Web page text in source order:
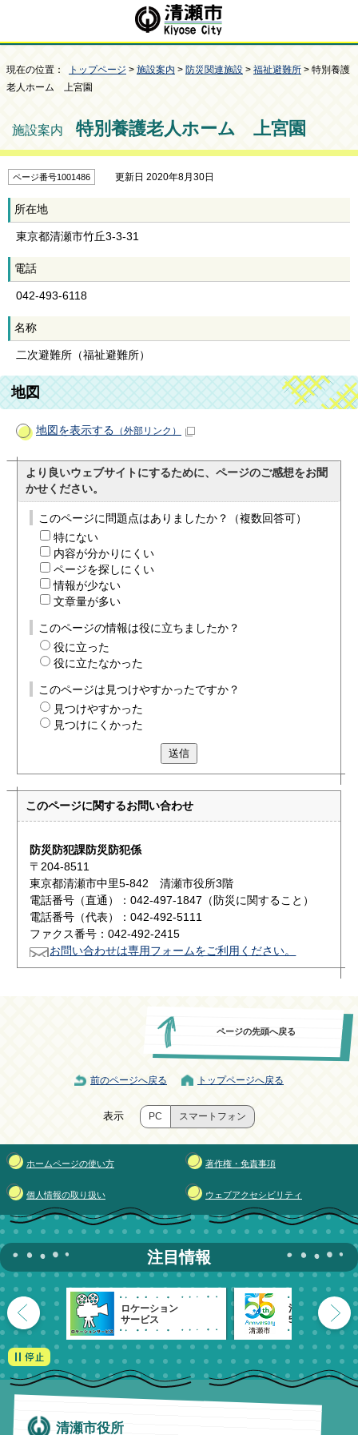
現在の位置： トップページ > 施設案内 > 防災関連施設 > 福祉避難所 > 特別養護
老人ホーム 上宮園
施設案内 特別養護老人ホーム 上宮園
ページ番号1001486 更新日 2020年8月30日
所在地
東京都清瀬市竹丘3-3-31
電話
042-493-6118
名称
二次避難所（福祉避難所）
地図
地図を表示する （外部リンク）
より良いウェブサイトにするために、ページのご感想をお聞
かせください。
このページに問題点はありましたか？（複数回答可）
特にない
内容が分かりにくい
ページを探しにくい
情報が少ない
文章量が多い
このページの情報は役に立ちましたか？
役に立った
役に立たなかった
このページは見つけやすかったですか？
見つけやすかった
見つけにくかった
送信
このページに関するお問い合わせ
防災防犯課防災防犯係
〒204-8511
東京都清瀬市中里5-842 清瀬市役所3階
電話番号（直通）：042-497-1847（防災に関すること）
電話番号（代表）：042-492-5111
ファクス番号：042-492-2415
お問い合わせは専用フォームをご利用ください。
ページの先頭へ戻る
前のページへ戻る トップページへ戻る
表示 PC スマートフォン
ホームページの使い方 著作権・免責事項
個人情報の取り扱い ウェブアクセシビリティ
注目情報
ロケーション
サービス
清瀬市
55周年記念
清瀬市役所